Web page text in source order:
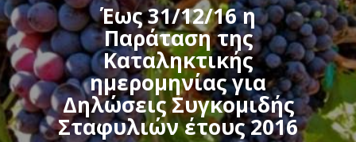
Έως 31/12/16 η
Παράταση της
Καταληκτικής
ημερομηνίας για
Δηλώσεις Συγκομιδής
Σταφυλιών έτους 2016